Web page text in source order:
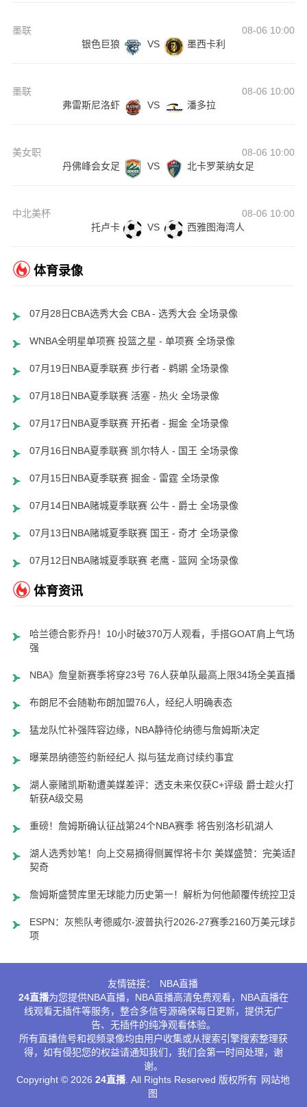
墨联
08-06 10:00
银色巨狼
VS 墨西卡利
墨联
08-06 10:00
弗雷斯尼洛虾
VS 潘多拉
美女职
08-06 10:00
丹佛峰会女足
VS 北卡罗莱纳女足
中北美杯
08-06 10:00
托卢卡
VS 西雅图海湾人
体育录像
07月28日CBA选秀大会 CBA - 选秀大会 全场录像
WNBA全明星单项赛 投篮之星 - 单项赛 全场录像
07月19日NBA夏季联赛 步行者 - 鹈鹕 全场录像
07月18日NBA夏季联赛 活塞 - 热火 全场录像
07月17日NBA夏季联赛 开拓者 - 掘金 全场录像
07月16日NBA夏季联赛 凯尔特人 - 国王 全场录像
07月15日NBA夏季联赛 掘金 - 雷霆 全场录像
07月14日NBA赌城夏季联赛 公牛 - 爵士 全场录像
07月13日NBA赌城夏季联赛 国王 - 奇才 全场录像
07月12日NBA赌城夏季联赛 老鹰 - 篮网 全场录像
体育资讯
哈兰德合影乔丹！10小时破370万人观看，手搭GOAT肩上气场超
强
NBA》詹皇新赛季将穿23号 76人获单队最高上限34场全美直播
布朗尼不会随勒布朗加盟76人，经纪人明确表态
猛龙队忙补强阵容边缘，NBA静待伦纳德与詹姆斯决定
曝莱昂纳德签约新经纪人 拟与猛龙商讨续约事宜
湖人豪赌凯斯勒遭美媒差评：透支未来仅获C+评级 爵士趁火打劫
斩获A级交易
重磅！詹姆斯确认征战第24个NBA赛季 将告别洛杉矶湖人
湖人选秀妙笔！向上交易摘得侧翼悍将卡尔 美媒盛赞：完美适配
契奇
詹姆斯盛赞库里无球能力历史第一！解析为何他颠覆传统控卫定义
ESPN：灰熊队考德威尔-波普执行2026-27赛季2160万美元球员
项
友情链接：
NBA直播
24直播为您提供NBA直播，NBA直播高清免费观看，NBA直播在
线观看无插件等服务，整合多信号源确保每日更新，提供无广
告、无插件的纯净观看体验。
所有直播信号和视频录像均由用户收集或从搜索引擎搜索整理获
得，如有侵犯您的权益请通知我们，我们会第一时间处理，谢
谢。
Copyright © 202624直播 . All Rights Reserved 版权所有 网站地
图